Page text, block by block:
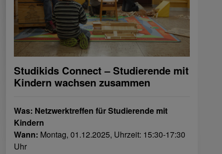
Studikids Connect – Studierende mit
Kindern wachsen zusammen
Was: Netzwerktreffen für Studierende mit
Kindern
Wann: Montag, 01.12.2025, Uhrzeit: 15:30-17:30
Uhr